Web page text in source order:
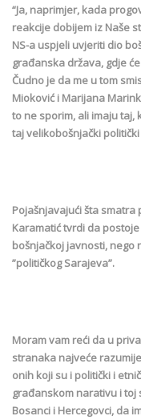
“Ja, naprimjer, kada
reakcije dobijem iz Naše
NS-a uspjeli uvjeriti dio
građanska država, gdje
Čudno je da me u tom
Mioković i Marijana
to ne sporim, ali imaju taj,
taj velikobošnjački
Pojašnjavajući šta smatra
Karamatić tvrdi da
bošnjačkoj javnosti, nego
”političkog Sarajeva”.
Moram vam reći da u
stranaka najveće
onih koji su i politički i
građanskom narativu i toj
Bosanci i Hercegovci, da